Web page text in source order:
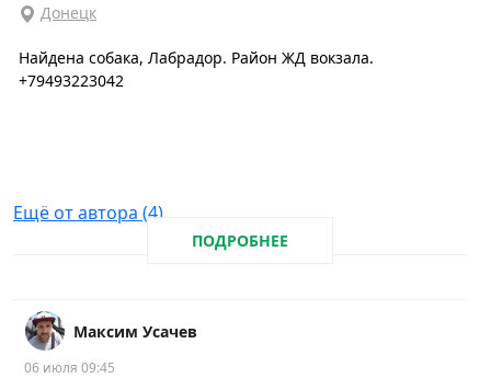
Донецк
Найдена собака, Лабрадор. Район ЖД вокзала.
+79493223042
Ещё от автора (4)
ПОДРОБНЕЕ
Максим Усачев
06 июля 09:45